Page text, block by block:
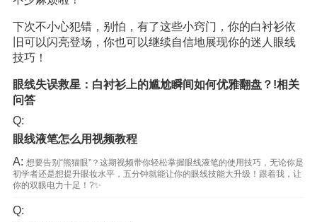
下次不小心犯错，别怕，有了这些小窍门，你的白衬衫依
旧可以闪亮登场，你也可以继续自信地展现你的迷人眼线
技巧！
眼线失误救星：白衬衫上的尴尬瞬间如何优雅翻盘？!相关
问答
Q:
眼线液笔怎么用视频教程
A: 想要告别“熊猫眼”？这期视频带你轻松掌握眼线液笔的使用技巧，无论你是
初学者还是想提升眼妆水平，五分钟就能让你的眼线技能大升级！跟着我，让
你的双眼电力十足！?✨
Q: